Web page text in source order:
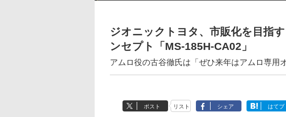
ジオニックトヨタ、市販化を目指
ンセプト「MS-185H-CA02」
アムロ役の古谷徹氏は「ぜひ来年はアムロ専用
ポスト リスト シェア はてブ